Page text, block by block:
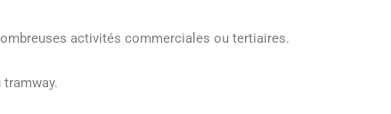
activités commerciales ou tertiaires.
tramway.